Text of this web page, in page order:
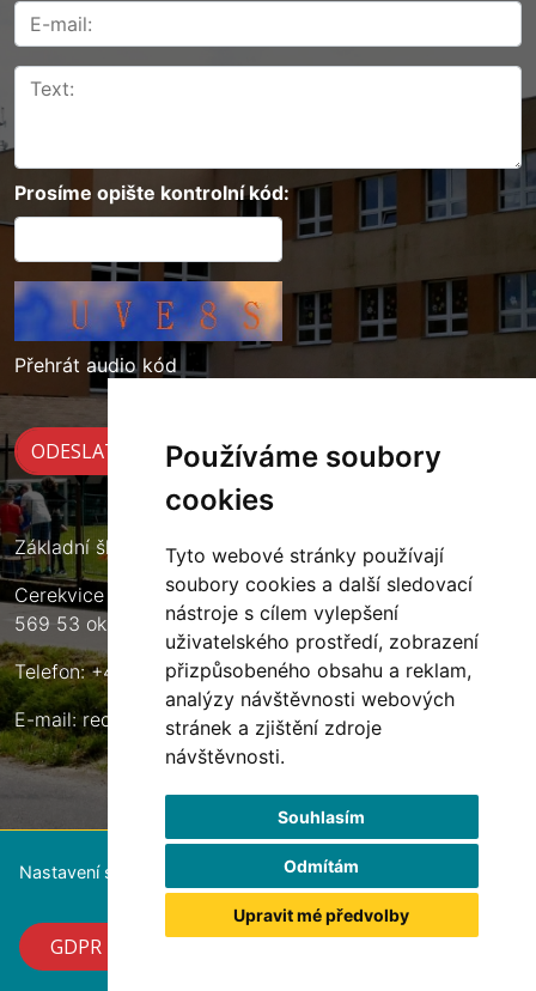
Používáme soubory
cookies
Tyto webové stránky používají
soubory cookies a další sledovací
nástroje s cílem vylepšení
uživatelského prostředí, zobrazení
přizpůsobeného obsahu a reklam,
analýzy návštěvnosti webových
stránek a zjištění zdroje
návštěvnosti.
Souhlasím
Odmítám
Upravit mé předvolby
Prosíme opište kontrolní kód:
Přehrát audio kód
Základní škola Cerekvice nad Loučnou
Cerekvice nad Loučnou 135
569 53 okres Svitavy
Telefon: +420 461 633 140
E-mail:reditel@zscerekvice.cz
Nastavení souborů cookie
GDPR